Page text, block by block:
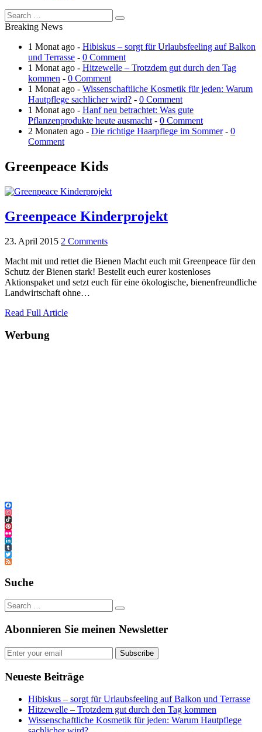
Breaking News
1 Monat ago - Hibiskus – sorgt für Urlaubsfeeling auf Balkon
und Terrasse - 0 Comment
1 Monat ago - Hitzewelle – Trotzdem gut durch den Tag
kommen - 0 Comment
1 Monat ago - Wissenschaftliche Kosmetik für jeden: Warum
Hautpflege sachlicher wird? - 0 Comment
1 Monat ago - Hanf neu betrachtet: Was gute
Pflanzenprodukte heute ausmacht - 0 Comment
2 Monaten ago - Die richtige Haarpflege im Sommer- 0
Comment
Greenpeace Kids
Greenpeace Kinderprojekt
23. April 2015 2 Comments
Macht mit und rettet die Bienen Macht euch mit Greenpeace für den
Schutz der Bienen stark! Bestellt euch eurer kostenloses
Aktionspaket und setzt euch für eine ökologische, bienenfreundliche
Landwirtschaft ohne…
Read Full Article
Werbung
Facebook
Instagram
TikTok
Pinterest
Flickr
LinkedIn
Tumblr
Twitter
Feed
Suche
Abonnieren Sie meinen Newsletter
Subscribe
Neueste Beiträge
Hibiskus – sorgt für Urlaubsfeeling auf Balkon und Terrasse
Hitzewelle – Trotzdem gut durch den Tag kommen
Wissenschaftliche Kosmetik für jeden: Warum Hautpflege